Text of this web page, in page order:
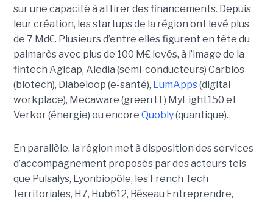
sur une capacité à attirer des financements. Depuis
leur création, les startups de la région ont levé plus
de 7 Md€. Plusieurs d’entre elles figurent en tête du
palmarès avec plus de 100 M€ levés, à l’image de la
fintech Agicap, Aledia (semi-conducteurs) Carbios
(biotech), Diabeloop (e-santé), LumApps(digital
workplace), Mecaware (green IT) MyLight150 et
Verkor (énergie) ou encore Quobly(quantique).
En parallèle, la région met à disposition des services
d’accompagnement proposés par des acteurs tels
que Pulsalys, Lyonbiopôle, les French Tech
territoriales, H7, Hub612, Réseau Entreprendre,